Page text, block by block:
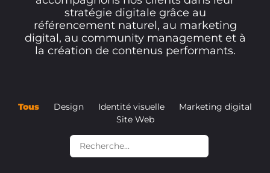
stratégie digitale grâce au
référencement naturel, au marketing
digital, au community management et à
la création de contenus performants.
Tous Design Identité visuelle
Marketing digital
Site Web